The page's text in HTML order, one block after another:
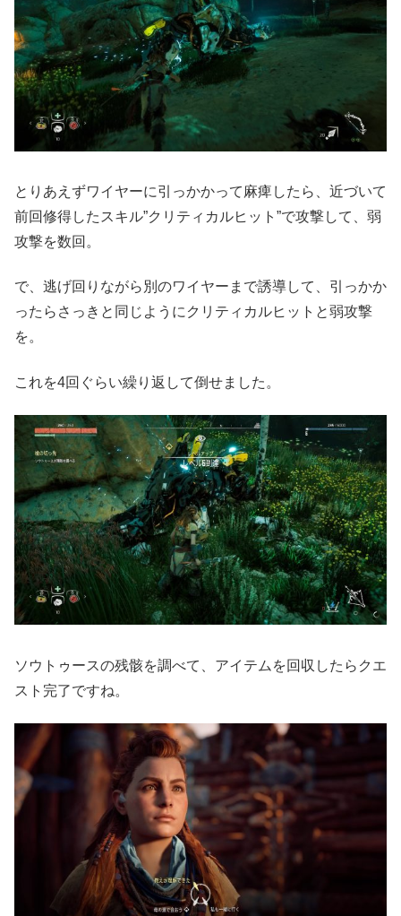
とりあえずワイヤーに引っかかって麻痺したら、近づいて
前回修得したスキル”クリティカルヒット”で攻撃して、弱
攻撃を数回。
で、逃げ回りながら別のワイヤーまで誘導して、引っかか
ったらさっきと同じようにクリティカルヒットと弱攻撃
を。
これを4回ぐらい繰り返して倒せました。
ソウトゥースの残骸を調べて、アイテムを回収したらクエ
スト完了ですね。